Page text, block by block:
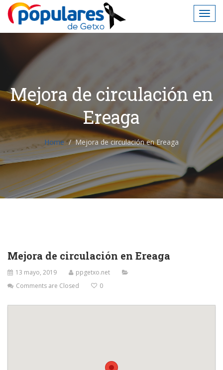
Mejora de circulación en
Ereaga
Home Mejora de circulación en Ereaga
Mejora de circulación en Ereaga
13 mayo, 2019
ppgetxo.net
Comments are Closed
0